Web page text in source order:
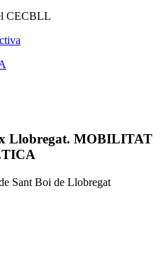
CECBLL
Llobregat. MOBILITAT
Sant Boi de Llobregat